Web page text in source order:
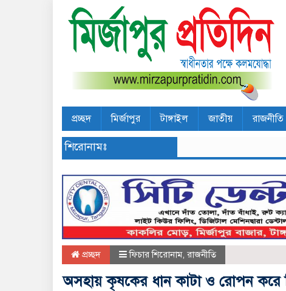
প্রচ্ছদ মির্জাপুর টাঙ্গাইল জাতীয় রাজনীতি
শিরোনামঃ
প্রচ্ছদ ফিচার শিরোনাম, রাজনীতি
অসহায় কৃষকের ধান কাটা ও রোপন করে